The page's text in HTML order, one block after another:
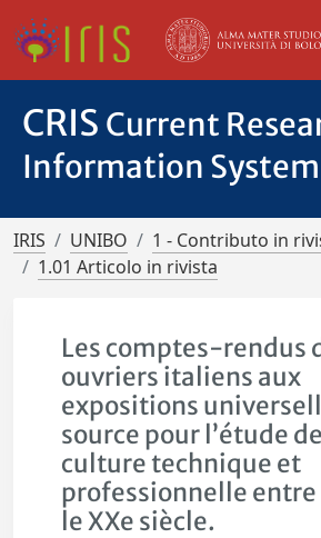
CRIS Current
Information System
IRIS UNIBO
1 - Contributo in
1.01 Articolo in rivista
Les comptes-rendus
ouvriers italiens aux
expositions
source pour l’étude
culture technique et
professionnelle entre
le XXe siècle.